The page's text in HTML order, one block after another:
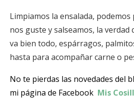
Limpiamos la ensalada,
nos guste y salseamos, la verdad
va bien todo, espárragos,
hasta para acompañar carne o
No te pierdas las novedades del
mi página de Facebook Mis